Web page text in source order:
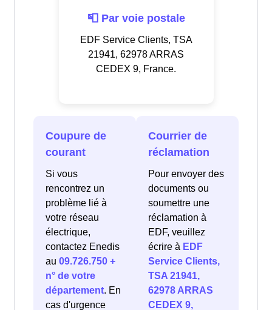
📮 Par voie postale
EDF Service Clients, TSA
21941, 62978 ARRAS
CEDEX 9, France.
Coupure de
courant
Si vous
rencontrez un
problème lié à
votre réseau
électrique,
contactez Enedis
au 09.726.750 +
n° de votre
département. En
cas d'urgence
Courrier de
réclamation
Pour envoyer des
documents ou
soumettre une
réclamation à
EDF, veuillez
écrire à EDF
Service Clients,
TSA 21941,
62978 ARRAS
CEDEX 9,